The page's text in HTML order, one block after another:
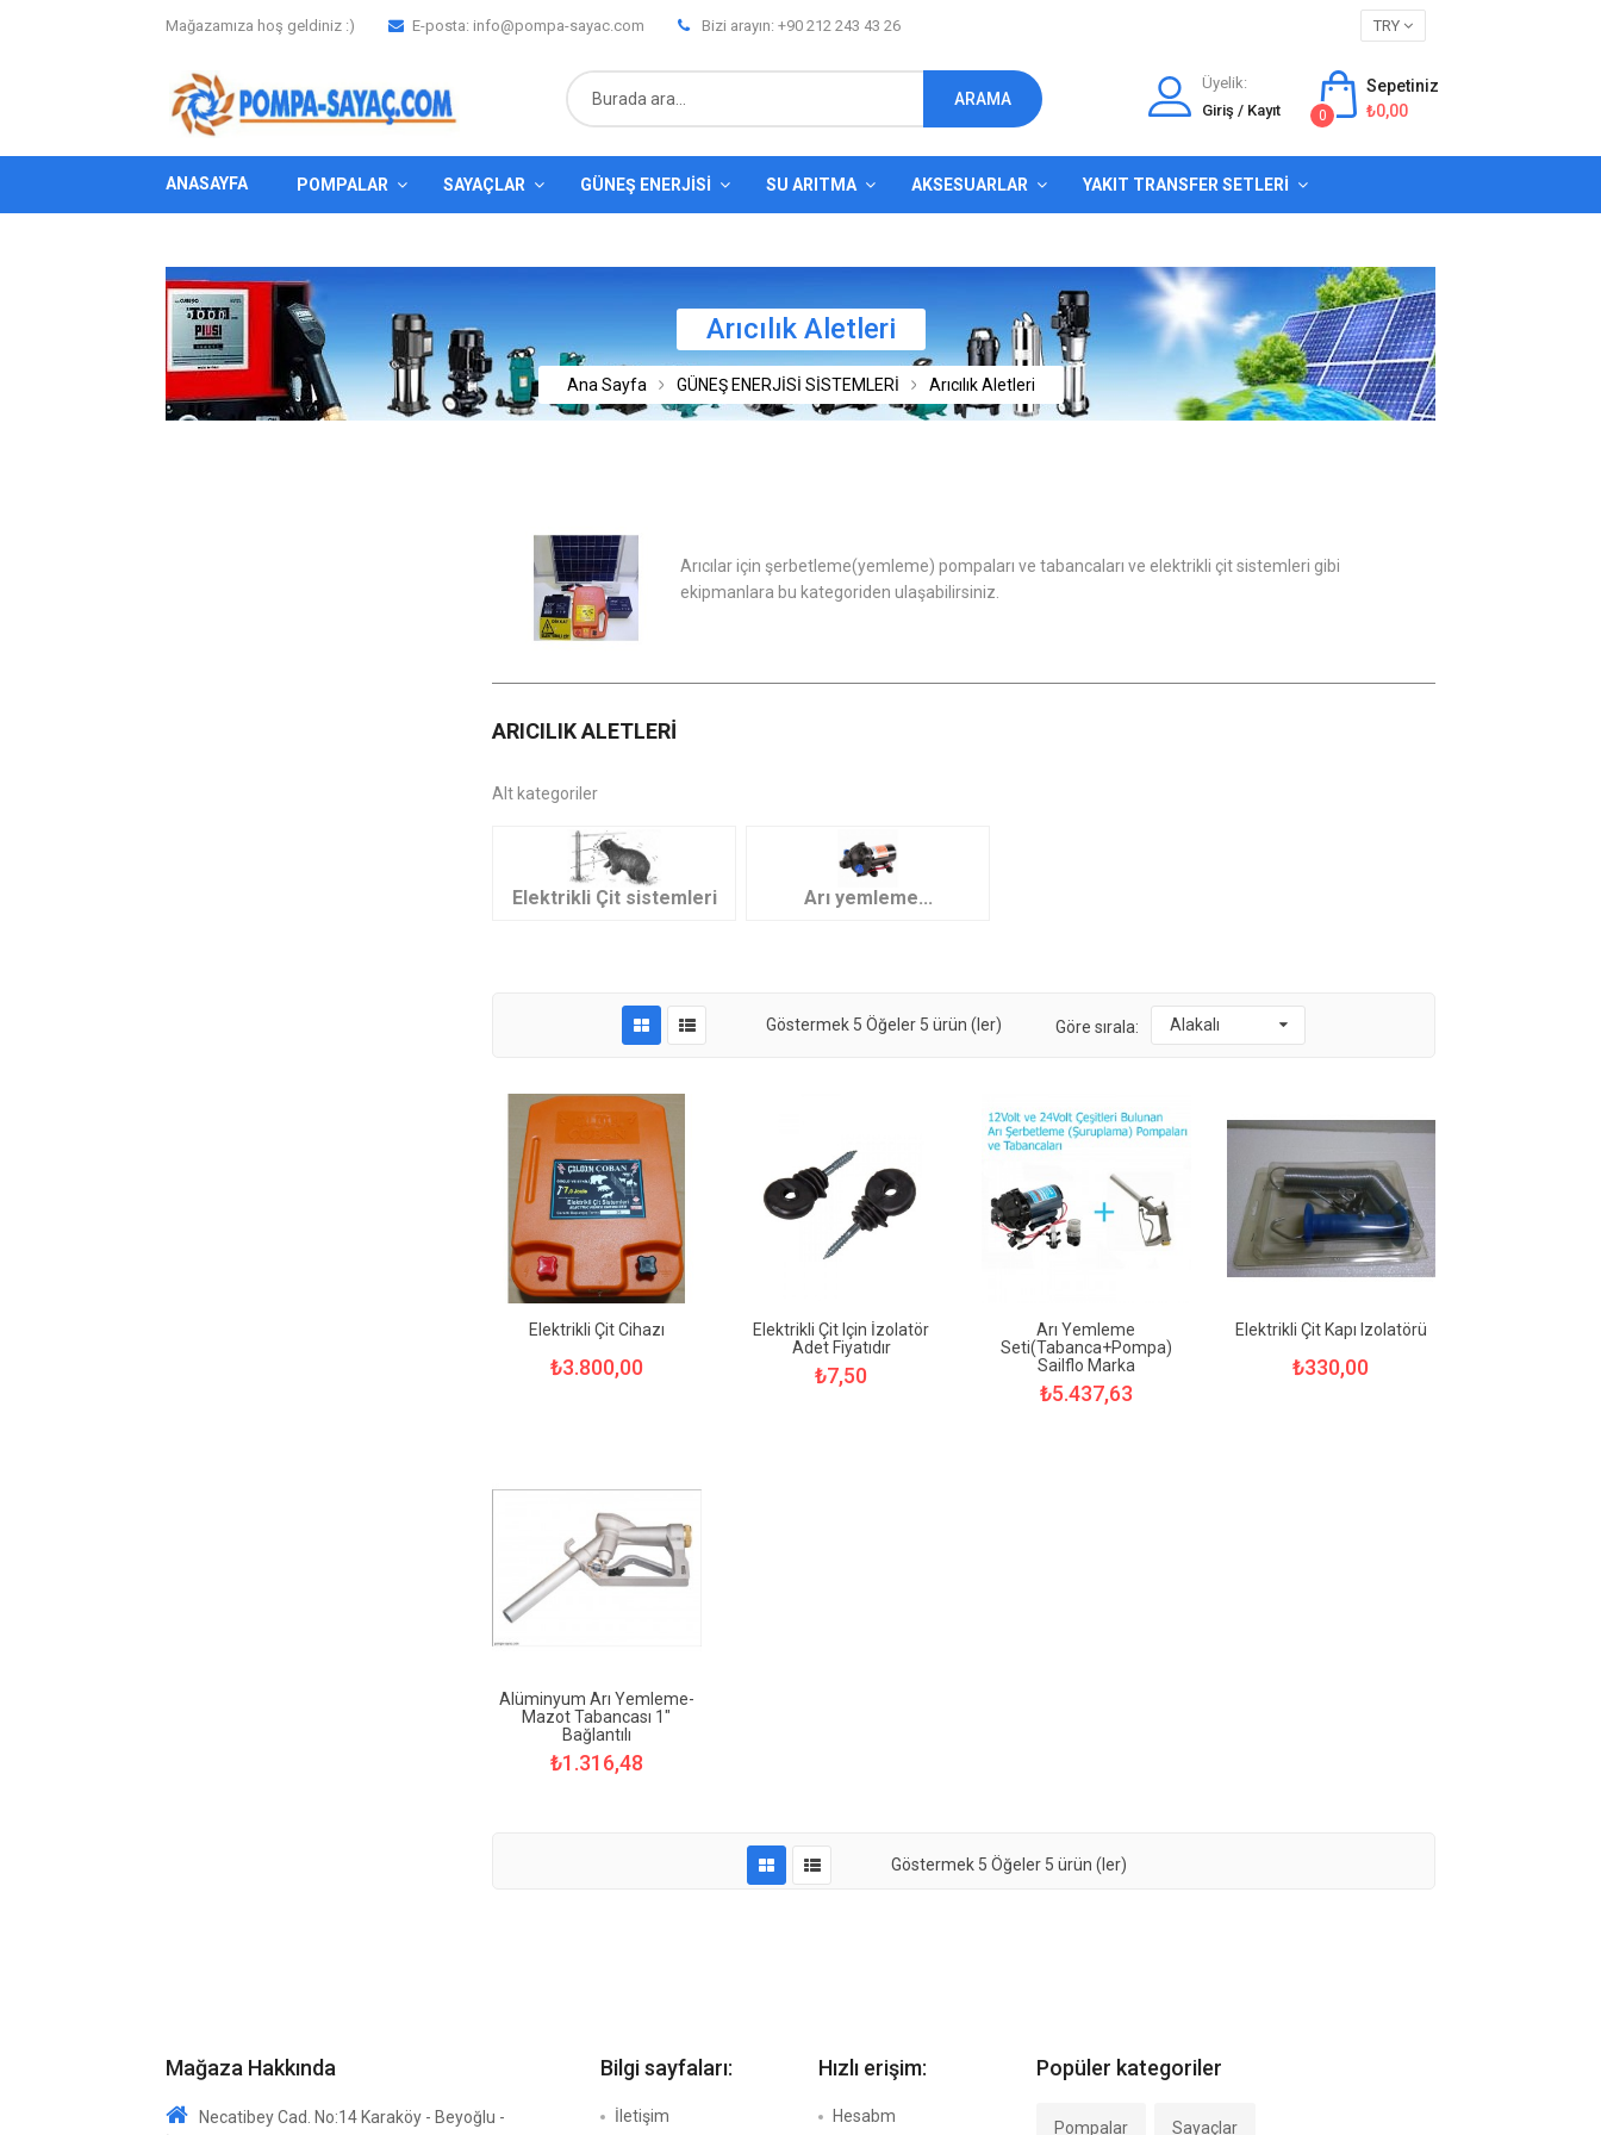
Mağazamıza hoş geldiniz :) E-posta: info@pompa-sayac.com Bizi arayın: +90 212 243 43 26 TRY
ARAMA
Üyelik:
Giriş / Kayıt
Sepetiniz
0 ₺0,00
ANASAYFA POMPALAR SAYAÇLAR GÜNEŞ ENERJISI SU ARITMA AKSESUARLAR YAKIT TRANSFER SETLERI
Arıcılık Aletleri
Ana Sayfa GÜNEŞ ENERJİSİ SİSTEMLERİ Arıcılık Aletleri
Arıcılar için şerbetleme(yemleme) pompaları ve tabancaları ve elektrikli çit sistemleri gibi
ekipmanlara bu kategoriden ulaşabilirsiniz.
ARICILIK ALETLERI
Alt kategoriler
Elektrikli Çit sistemleri Arı yemleme...
Göstermek 5 Öğeler 5 ürün (ler) Göre sırala: Alakalı
Elektrikli Çit Cihazı
₺3.800,00
Elektrikli Çit Için İzolatör
Adet Fiyatıdır
₺7,50
Arı Yemleme
Seti(Tabanca+Pompa)
Sailflo Marka
₺5.437,63
Elektrikli Çit Kapı Izolatörü
₺330,00
Alüminyum Arı Yemleme-
Mazot Tabancası 1"
Bağlantılı
₺1.316,48
Göstermek 5 Öğeler 5 ürün (ler)
Mağaza Hakkında
Necatibey Cad. No:14 Karaköy - Beyoğlu -
Bilgi sayfaları:
İletişim
Hızlı erişim:
Hesabm
Popüler kategoriler
Pompalar Sayaçlar